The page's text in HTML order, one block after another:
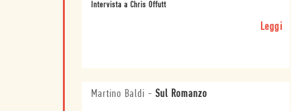
Intervista a Chris Offutt
Leggi
Martino Baldi - Sul Romanzo